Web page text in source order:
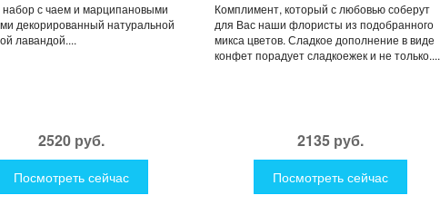
с чаем и марципановыми
декорированный натуральной
лавандой....
2520 руб.
Посмотреть сейчас
Комплимент, который с любовью соберут
для Вас наши флористы из подобранного
микса цветов. Сладкое дополнение в виде
конфет порадует сладкоежек и не только....
2135 руб.
Посмотреть сейчас